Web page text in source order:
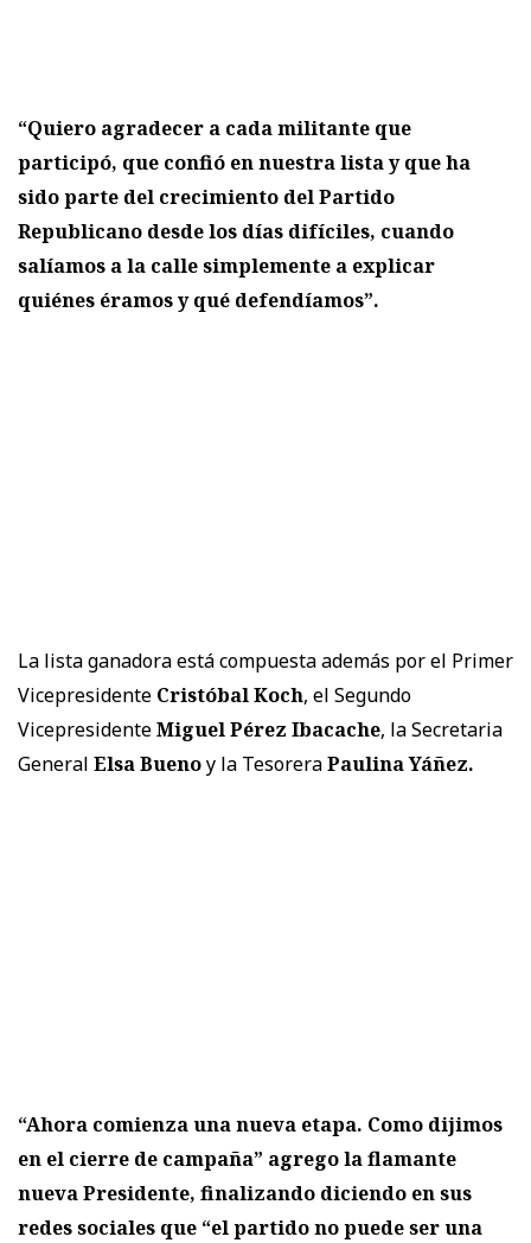
“Quiero agradecer a cada militante que
participó, que confió en nuestra lista y que ha
sido parte del crecimiento del Partido
Republicano desde los días difíciles, cuando
salíamos a la calle simplemente a explicar
quiénes éramos y qué defendíamos”.
La lista ganadora está compuesta además por el Primer
Vicepresidente Cristóbal Koch, el Segundo
VicepresidenteMiguel Pérez Ibacache, la Secretaria
General Elsa Buenoy la TesoreraPaulina Yáñez.
“Ahora comienza una nueva etapa. Como dijimos
en el cierre de campaña” agrego la flamante
nueva Presidente, finalizando diciendo en sus
redes sociales que “el partido no puede ser una